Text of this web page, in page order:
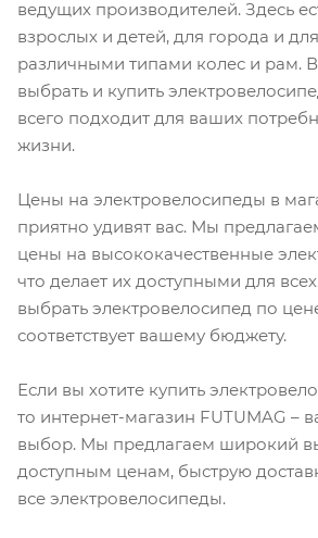
ведущих производителей. Здесь
взрослых и детей, для города и
различными типами колес и рам.
выбрать и купить
всего подходит для ваших
жизни.
Цены на электровелосипеды в
приятно удивят вас. Мы
цены на высококачественные
что делает их доступными для
выбрать электровелосипед по
соответствует вашему бюджету.
Если вы хотите купить
то интернет-магазин FUTUMAG –
выбор. Мы предлагаем широкий
доступным ценам, быструю
все электровелосипеды.